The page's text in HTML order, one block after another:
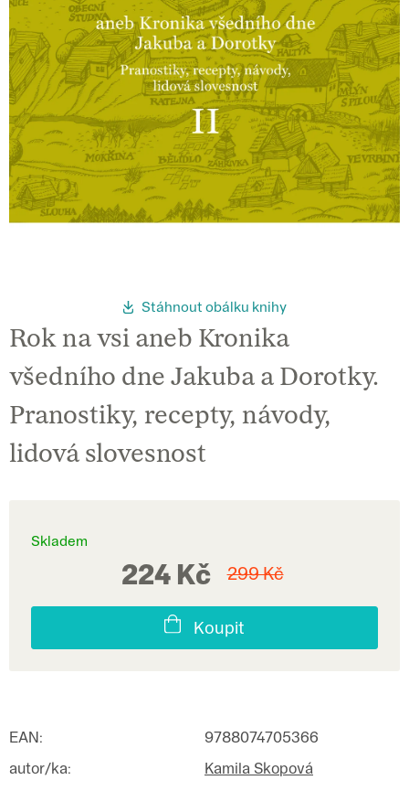
Stáhnout obálku knihy
Rok na vsi aneb Kronika
všedního dne Jakuba a Dorotky.
Pranostiky, recepty, návody,
lidová slovesnost
Skladem
299 Kč
224 Kč
Koupit
EAN:
9788074705366
autor/ka:
Kamila Skopová